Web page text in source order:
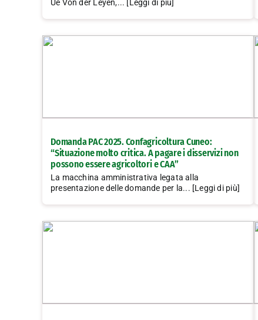
Ue Von der Leyen,... [Leggi di più]
Domanda PAC 2025. Confagricoltura Cuneo:
“Situazione molto critica. A pagare i disservizi non
possono essere agricoltori e CAA”
La macchina amministrativa legata alla
presentazione delle domande per la... [Leggi di più]